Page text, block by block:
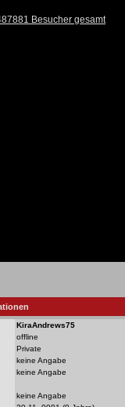
Besucher gesamt
KiraAndrews75
offline
Private
keine Angabe
keine Angabe
keine Angabe